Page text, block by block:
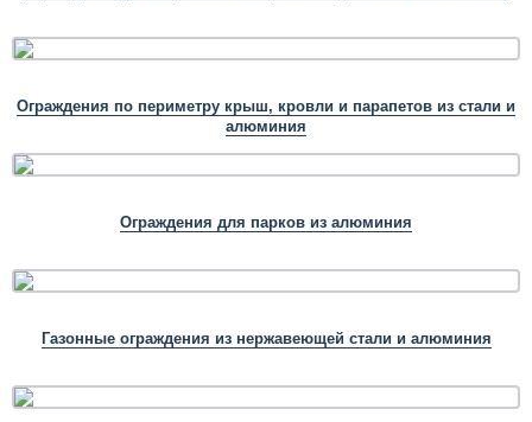
Ограждения по периметру крыш, кровли и парапетов из стали и
алюминия
Ограждения для парков из алюминия
Газонные ограждения из нержавеющей стали и алюминия